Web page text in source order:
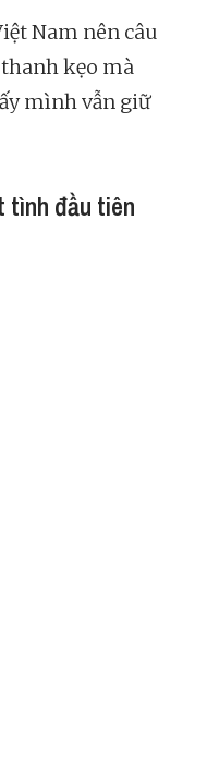
Nam nên câu
kẹo mà
mình vẫn giữ
đầu tiên